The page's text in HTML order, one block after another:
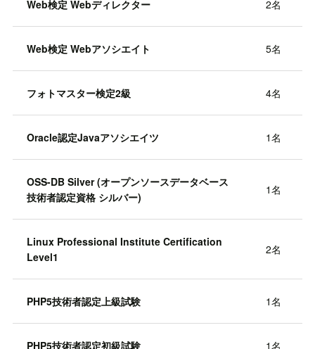
Web検定 Webディレクター 2名
Web検定 Webアソシエイト 5名
フォトマスター検定2級 4名
Oracle認定Javaアソシエイツ 1名
OSS-DB Silver (オープンソースデータベース
技術者認定資格 シルバー)
1名
Linux Professional Institute Certification
Level1
2名
PHP5技術者認定上級試験 1名
PHP5技術者認定初級試験 1名